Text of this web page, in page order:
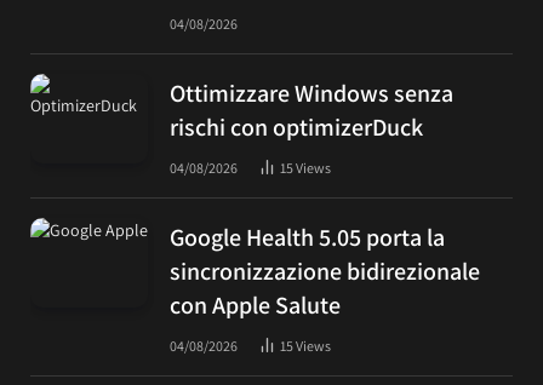
04/08/2026
Ottimizzare Windows senza
rischi con optimizerDuck
04/08/2026 15Views
Google Health 5.05 porta la
sincronizzazione bidirezionale
con Apple Salute
04/08/2026 15Views